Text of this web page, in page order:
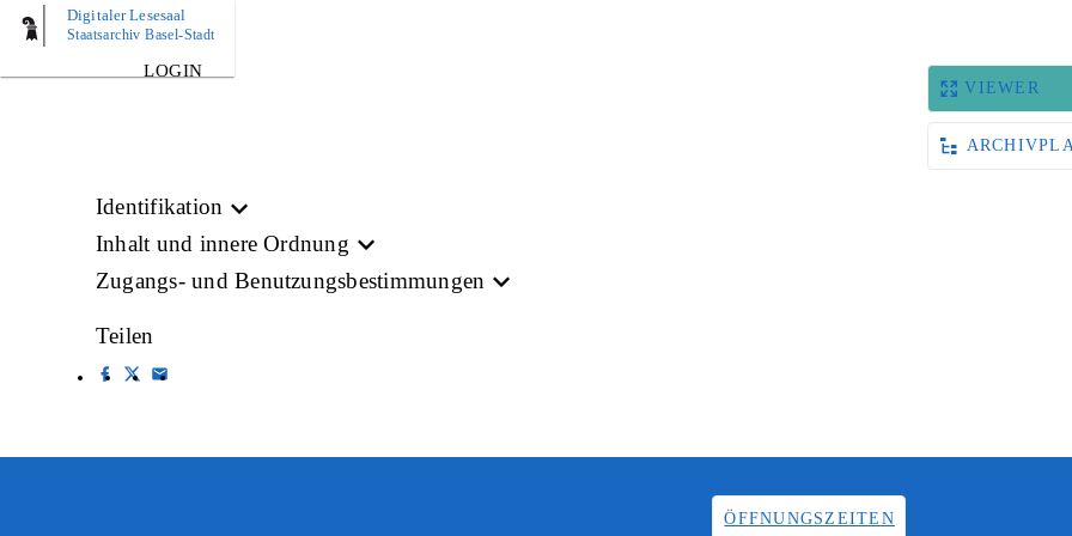
Digitaler Lesesaal
Staatsarchiv Basel-Stadt
LOGIN
BILD
VIEWER
Identifikation
Inhalt und innere Ordnung
Zugangs- und Benutzungsbestimmungen
Teilen
ÖFFNUNGSZEITEN